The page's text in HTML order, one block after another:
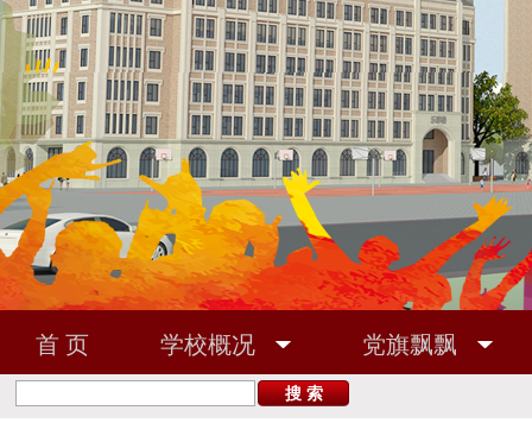
首 页 学校概况
党旗飘飘
敬业之家
校友之窗